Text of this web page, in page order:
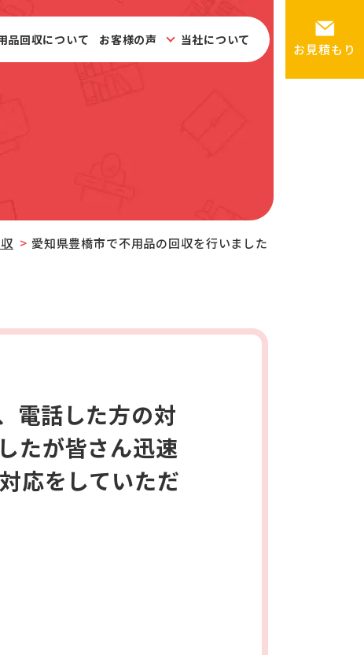
品回収について お客様の声 当社について
お見積もり
愛知県豊橋市で不用品の回収を行いました
電話した方の対
たが皆さん迅速
応をしていただ